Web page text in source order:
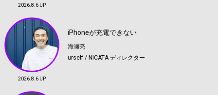
2026.8.6 UP
2026.8.6 UP
iPhoneが充電できない
海瀬亮
urself / NICATA ディレクター